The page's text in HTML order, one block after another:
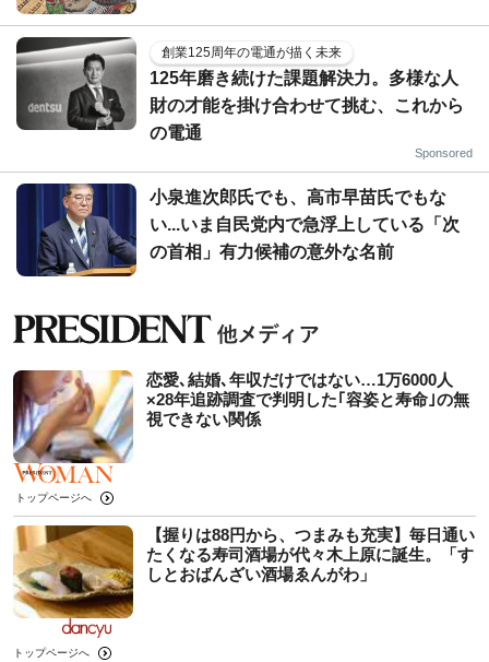
創業125周年の電通が描く未来
125年磨き続けた課題解決力。多様な人
財の才能を掛け合わせて挑む、これから
の電通
Sponsored
小泉進次郎氏でも、高市早苗氏でもな
い...いま自民党内で急浮上している「次
の首相」有力候補の意外な名前
恋愛､結婚､年収だけではない…1万6000人
×28年追跡調査で判明した｢容姿と寿命｣の無
視できない関係
トップページへ
【握りは88円から、つまみも充実】毎日通い
たくなる寿司酒場が代々木上原に誕生。「す
しとおばんざい酒場ゑんがわ」
トップページへ